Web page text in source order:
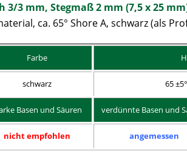
3 mm, Stegmaß 2 mm (7,5 x 25
ca. 65° Shore A, schwarz (als
Farbe
schwarz 65
Basen und Säuren verdünnte Basen und
nicht empfohlen angemessen